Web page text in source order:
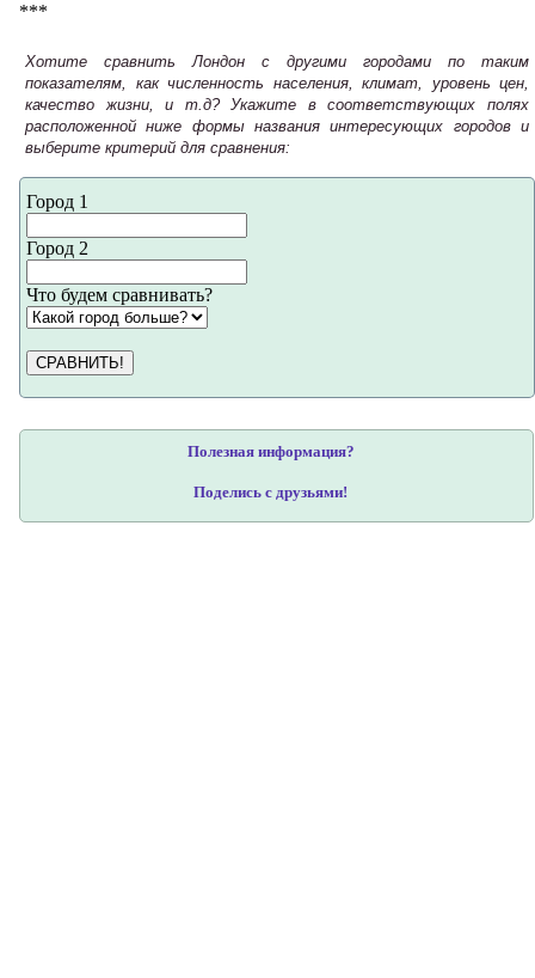
***
Хотите сравнить Лондон с другими городами по таким
показателям, как численность населения, климат, уровень цен,
качество жизни, и т.д? Укажите в соответствующих полях
расположенной ниже формы названия интересующих городов и
выберите критерий для сравнения:
Город 1
Город 2
Что будем сравнивать?
СРАВНИТЬ!
Полезная информация?
Поделись с друзьями!